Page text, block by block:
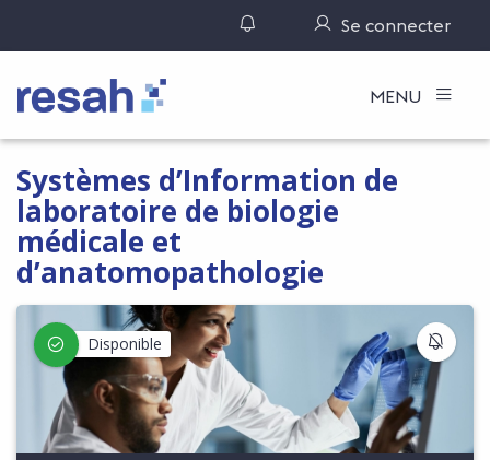
Gérer ses notifications
Se connecter
Logo Resah MENU
Systèmes d’Information de
laboratoire de biologie
médicale et
d’anatomopathologie
Disponible